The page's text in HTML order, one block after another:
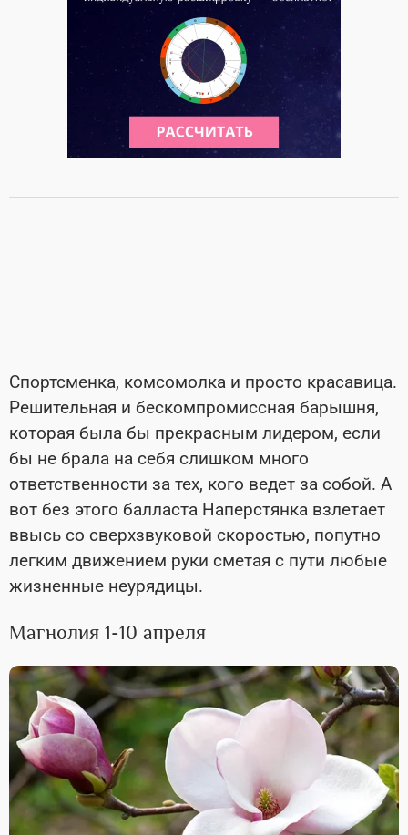
Спортсменка, комсомолка и просто красавица.
Решительная и бескомпромиссная барышня,
которая была бы прекрасным лидером, если
бы не брала на себя слишком много
ответственности за тех, кого ведет за собой. А
вот без этого балласта Наперстянка взлетает
ввысь со сверхзвуковой скоростью, попутно
легким движением руки сметая с пути любые
жизненные неурядицы.
Магнолия 1-10 апреля